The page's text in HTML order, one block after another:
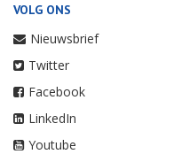
VOLG ONS
Nieuwsbrief
Twitter
Facebook
LinkedIn
Youtube